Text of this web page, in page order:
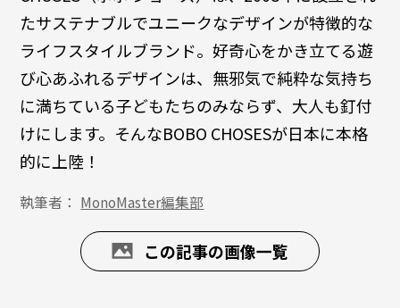
たサステナブルでユニークなデザインが特徴的な
ライフスタイルブランド。好奇心をかき立てる遊
び心あふれるデザインは、無邪気で純粋な気持ち
に満ちている子どもたちのみならず、大人も釘付
けにします。そんなBOBO CHOSESが日本に本格
的に上陸！
執筆者： MonoMaster編集部
この記事の画像一覧